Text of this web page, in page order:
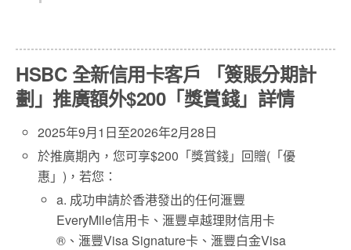
HSBC全新信用卡客戶 「簽賬分期計
劃」推廣額外$200「獎賞錢」 詳情
2025年9月1日至2026年2月28日
於推廣期內，您可享$200「獎賞錢」回贈(「優
惠」)，若您：
a. 成功申請於香港發出的任何滙豐
EveryMile信用卡、滙豐卓越理財信用卡
®、滙豐Visa Signature卡、滙豐白金Visa